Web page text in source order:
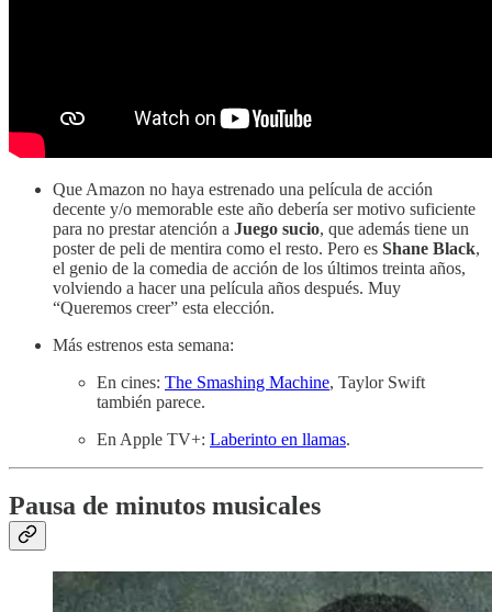
Que Amazon no haya estrenado una película de acción
decente y/o memorable este año debería ser motivo suficiente
para no prestar atención a Juego sucio, que además tiene un
poster de peli de mentira como el resto. Pero es Shane Black,
el genio de la comedia de acción de los últimos treinta años,
volviendo a hacer una película años después. Muy
“Queremos creer” esta elección.
Más estrenos esta semana:
En cines: The Smashing Machine, Taylor Swift
también parece.
En Apple TV+: Laberinto en llamas.
Pausa de minutos musicales